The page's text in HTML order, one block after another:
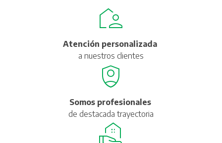
Atención personalizada
a nuestros clientes
Somos profesionales
de destacada trayectoria